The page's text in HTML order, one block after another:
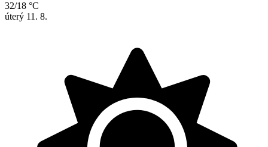
32/18 °C
úterý 11. 8.